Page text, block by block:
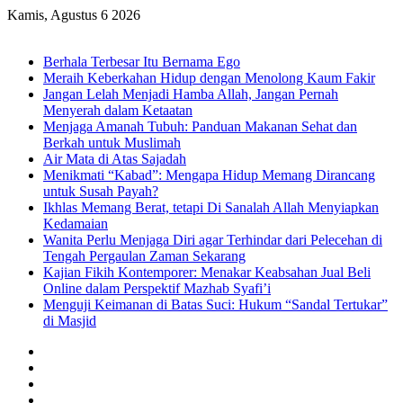
Kamis, Agustus 6 2026
Berhala Terbesar Itu Bernama Ego
Meraih Keberkahan Hidup dengan Menolong Kaum Fakir
Jangan Lelah Menjadi Hamba Allah, Jangan Pernah
Menyerah dalam Ketaatan
Menjaga Amanah Tubuh: Panduan Makanan Sehat dan
Berkah untuk Muslimah
Air Mata di Atas Sajadah
Menikmati “Kabad”: Mengapa Hidup Memang Dirancang
untuk Susah Payah?
Ikhlas Memang Berat, tetapi Di Sanalah Allah Menyiapkan
Kedamaian
Wanita Perlu Menjaga Diri agar Terhindar dari Pelecehan di
Tengah Pergaulan Zaman Sekarang
Kajian Fikih Kontemporer: Menakar Keabsahan Jual Beli
Online dalam Perspektif Mazhab Syafi’i
Menguji Keimanan di Batas Suci: Hukum “Sandal Tertukar”
di Masjid